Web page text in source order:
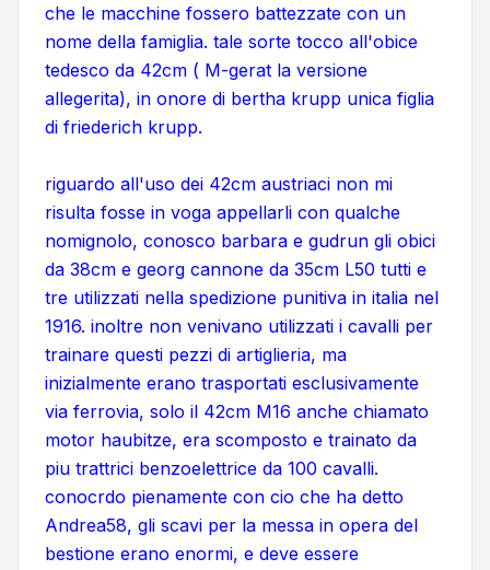
che le macchine fossero battezzate con un
nome della famiglia. tale sorte tocco all'obice
tedesco da 42cm ( M-gerat la versione
allegerita), in onore di bertha krupp unica figlia
di friederich krupp.
riguardo all'uso dei 42cm austriaci non mi
risulta fosse in voga appellarli con qualche
nomignolo, conosco barbara e gudrun gli obici
da 38cm e georg cannone da 35cm L50 tutti e
tre utilizzati nella spedizione punitiva in italia nel
1916. inoltre non venivano utilizzati i cavalli per
trainare questi pezzi di artiglieria, ma
inizialmente erano trasportati esclusivamente
via ferrovia, solo il 42cm M16 anche chiamato
motor haubitze, era scomposto e trainato da
piu trattrici benzoelettrice da 100 cavalli.
conocrdo pienamente con cio che ha detto
Andrea58, gli scavi per la messa in opera del
bestione erano enormi, e deve essere